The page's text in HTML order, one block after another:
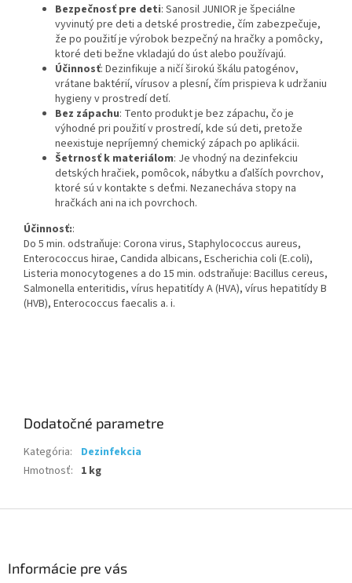
Bezpečnosť pre deti: Sanosil JUNIOR je špeciálne
vyvinutý pre deti a detské prostredie, čím zabezpečuje,
že po použití je výrobok bezpečný na hračky a pomôcky,
ktoré deti bežne vkladajú do úst alebo používajú.
Účinnosť: Dezinfikuje a ničí širokú škálu patogénov,
vrátane baktérií, vírusov a plesní, čím prispieva k udržaniu
hygieny v prostredí detí.
Bez zápachu: Tento produkt je bez zápachu, čo je
výhodné pri použití v prostredí, kde sú deti, pretože
neexistuje nepríjemný chemický zápach po aplikácii.
Šetrnosť k materiálom: Je vhodný na dezinfekciu
detských hračiek, pomôcok, nábytku a ďalších povrchov,
ktoré sú v kontakte s deťmi. Nezanecháva stopy na
hračkách ani na ich povrchoch.
Účinnosť::
Do 5 min. odstraňuje: Corona virus, Staphylococcus aureus,
Enterococcus hirae, Candida albicans, Escherichia coli (E.coli),
Listeria monocytogenes a do 15 min. odstraňuje: Bacillus cereus,
Salmonella enteritidis, vírus hepatitídy A (HVA), vírus hepatitídy B
(HVB), Enterococcus faecalis a. i.
Dodatočné parametre
Kategória:
Dezinfekcia
Hmotnosť: 1 kg
Informácie pre vás